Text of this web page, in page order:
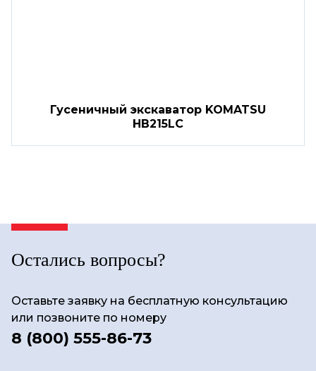
Гусеничный экскаватор KOMATSU
HB215LC
Остались вопросы?
Оставьте заявку на бесплатную консультацию
или позвоните по номеру
8 (800) 555-86-73